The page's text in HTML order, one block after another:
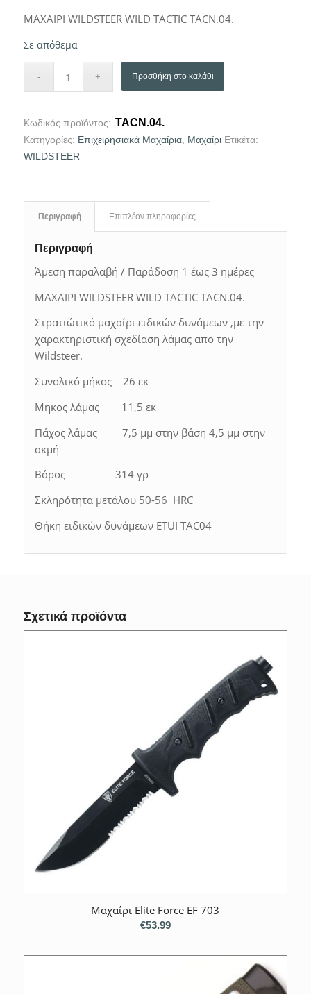
ΜΑΧΑΙΡΙ WILDSTEER WILD TACTIC TACN.04.
Σε απόθεμα
Προσθήκη στο καλάθι
Κωδικός προϊόντος: TACN.04.
Κατηγορίες: Επιχειρησιακά Μαχαίρια, Μαχαίρι Ετικέτα:
WILDSTEER
Περιγραφή Επιπλέον πληροφορίες
Περιγραφή
Άμεση παραλαβή / Παράδοση 1 έως 3 ημέρες
ΜΑΧΑΙΡΙ WILDSTEER WILD TACTIC TACN.04.
Στρατιώτικό μαχαίρι ειδικών δυνάμεων ,με την
χαρακτηριστική σχεδίαση λάμας απο την
Wildsteer.
Συνολικό μήκος 26 εκ
Μηκος λάμας 11,5 εκ
Πάχος λάμας 7,5 μμ στην βάση 4,5 μμ στην
ακμή
Βάρος 314 γρ
Σκληρότητα μετάλου 50-56 HRC
Θήκη ειδικών δυνάμεων ETUI TAC04
Σχετικά προϊόντα
Μαχαίρι Elite Force EF 703
€53.99